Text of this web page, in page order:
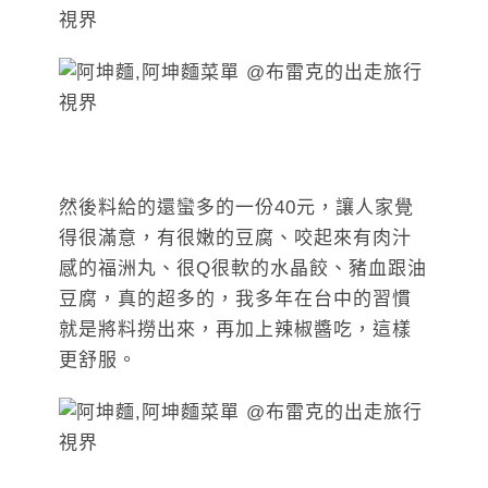
然後料給的還蠻多的一份40元，讓人家覺
得很滿意，有很嫩的豆腐、咬起來有肉汁
感的福洲丸、很Q很軟的水晶餃、豬血跟油
豆腐，真的超多的，我多年在台中的習慣
就是將料撈出來，再加上辣椒醬吃，這樣
更舒服。